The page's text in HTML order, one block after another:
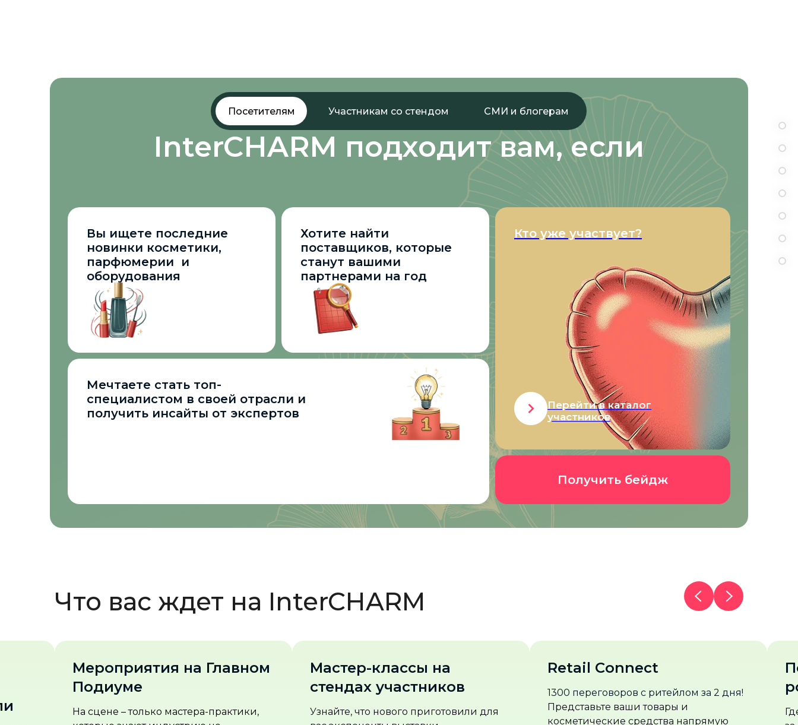
Получить бейдж
Кто уже участвует?
Перейти в каталог
участников
Мечтаете стать топ-
специалистом в своей отрасли и
получить инсайты от экспертов
Хотите найти
поставщиков, которые
станут вашими
партнерами на год
Вы ищете последние
новинки косметики,
парфюмерии и
оборудования
Посетителям Участникам со стендом СМИ и блогерам
InterCHARM подходит вам, если
Что вас ждет на InterCHARM
Мастер-классы на
стендах участников
Узнайте, что нового приготовили для
Retail Connect
1300 переговоров с ритейлом за 2 дня!
Представьте ваши товары и
косметические средства напрямую
Подарки, сэмплы,
розыгрыши, викторины
Где еще вы получите столько подарков